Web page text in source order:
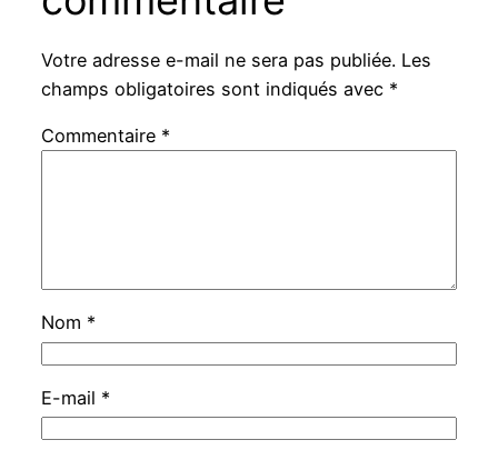
Votre adresse e-mail ne sera pas publiée. Les
champs obligatoires sont indiqués avec *
Commentaire *
Nom *
E-mail *